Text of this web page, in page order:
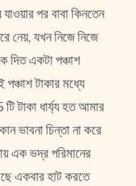
পর বাবা কিনতেন
নেয়, যখন নিজে নিজে
দিত একটা পঞ্চাশ
টাকার মধ্যে
টাকা ধার্য্য হত আমার
ভাবনা চিন্তা না করে
এক ভদ্র পরিমানের
একবার হাট করতে